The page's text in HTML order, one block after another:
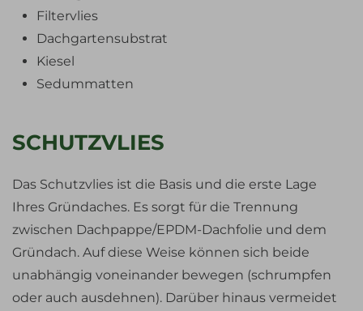
Filtervlies
Dachgartensubstrat
Kiesel
Sedummatten
SCHUTZVLIES
Das Schutzvlies ist die Basis und die erste Lage
Ihres Gründaches. Es sorgt für die Trennung
zwischen Dachpappe/EPDM-Dachfolie und dem
Gründach. Auf diese Weise können sich beide
unabhängig voneinander bewegen (schrumpfen
oder auch ausdehnen). Darüber hinaus vermeidet